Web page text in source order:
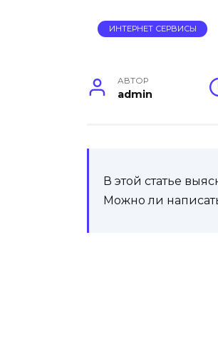
ИНТЕРНЕТ СЕРВИСЫ
АВТОР
admin
В этой статье
Можно ли